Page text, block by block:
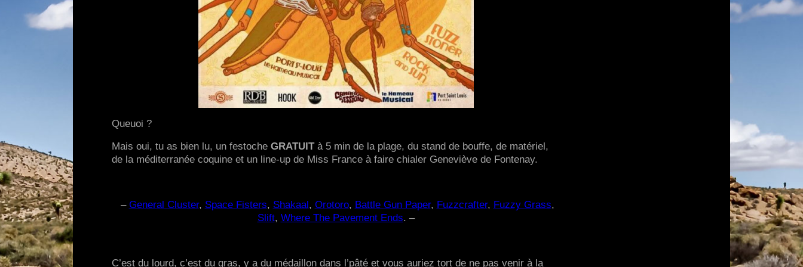
Queuoi ?
Mais oui, tu as bien lu, un festoche GRATUITà 5 min de la plage, du stand de bouffe, de matériel,
de la méditerranée coquine et un line-up de Miss France à faire chialer Geneviève de Fontenay.
– General Cluster, Space Fisters, Shakaal, Orotoro, Battle Gun Paper, Fuzzcrafter, Fuzzy Grass,
Slift, Where The Pavement Ends. –
C’est du lourd, c’est du gras, y a du médaillon dans l’pâté et vous auriez tort de ne pas venir à la